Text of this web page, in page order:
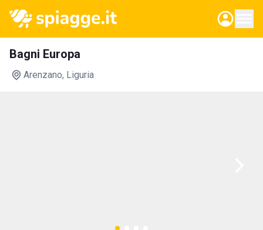
Bagni Europa
Arenzano, Liguria